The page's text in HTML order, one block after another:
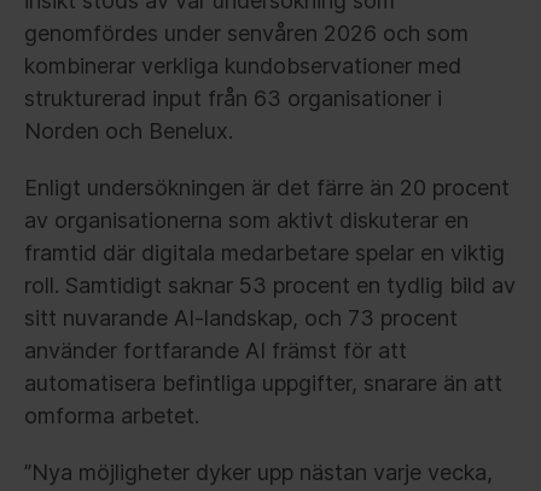
genomfördes under senvåren 2026 och som
kombinerar verkliga kundobservationer med
strukturerad input från 63 organisationer i
Norden och Benelux.
Enligt undersökningen är det färre än 20 procent
av organisationerna som aktivt diskuterar en
framtid där digitala medarbetare spelar en viktig
roll. Samtidigt saknar 53 procent en tydlig bild av
sitt nuvarande AI-landskap, och 73 procent
använder fortfarande AI främst för att
automatisera befintliga uppgifter, snarare än att
omforma arbetet.
”Nya möjligheter dyker upp nästan varje vecka,